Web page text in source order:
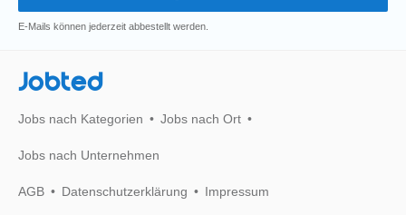
E-Mails können jederzeit abbestellt werden.
Jobted
Jobs nach Kategorien Jobs nach Ort
Jobs nach Unternehmen
AGB Datenschutzerklärung Impressum